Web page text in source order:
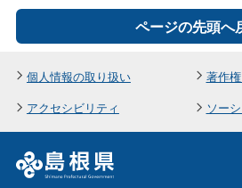
ページの先頭へ
個人情報の取り扱い
著作
アクセシビリティ
ソー